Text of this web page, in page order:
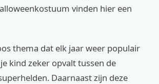
vinden hier een
thema dat elk jaar weer populair
kind zeker opvalt tussen de
Daarnaast zijn deze